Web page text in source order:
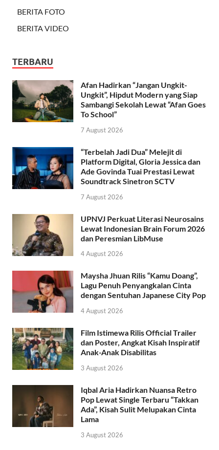
BERITA FOTO
BERITA VIDEO
TERBARU
Afan Hadirkan “Jangan Ungkit-
Ungkit”, Hipdut Modern yang Siap
Sambangi Sekolah Lewat “Afan Goes
To School”
7 August 2026
“Terbelah Jadi Dua” Melejit di
Platform Digital, Gloria Jessica dan
Ade Govinda Tuai Prestasi Lewat
Soundtrack Sinetron SCTV
7 August 2026
UPNVJ Perkuat Literasi Neurosains
Lewat Indonesian Brain Forum 2026
dan Peresmian LibMuse
4 August 2026
Maysha Jhuan Rilis “Kamu Doang”,
Lagu Penuh Penyangkalan Cinta
dengan Sentuhan Japanese City Pop
4 August 2026
Film Istimewa Rilis Official Trailer
dan Poster, Angkat Kisah Inspiratif
Anak-Anak Disabilitas
3 August 2026
Iqbal Aria Hadirkan Nuansa Retro
Pop Lewat Single Terbaru “Takkan
Ada”, Kisah Sulit Melupakan Cinta
Lama
3 August 2026